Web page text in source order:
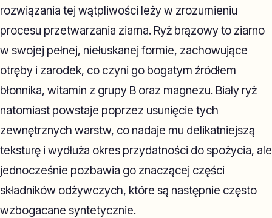
rozwiązania tej wątpliwości leży w zrozumieniu
procesu przetwarzania ziarna. Ryż brązowy to ziarno
w swojej pełnej, niełuskanej formie, zachowujące
otręby i zarodek, co czyni go bogatym źródłem
błonnika, witamin z grupy B oraz magnezu. Biały ryż
natomiast powstaje poprzez usunięcie tych
zewnętrznych warstw, co nadaje mu delikatniejszą
teksturę i wydłuża okres przydatności do spożycia, ale
jednocześnie pozbawia go znaczącej części
składników odżywczych, które są następnie często
wzbogacane syntetycznie.